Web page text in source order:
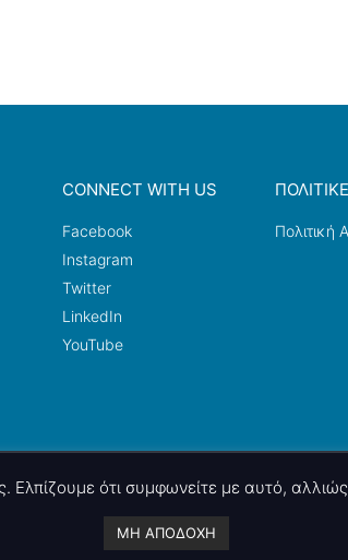
CONNECT WITH US
Facebook
Instagram
Twitter
LinkedIn
YouTube
Πολιτική
nettings, ltd . Powered by
Ελπίζουμε ότι συμφωνείτε με αυτό,
ΜΗ ΑΠΟΔΟΧΗ